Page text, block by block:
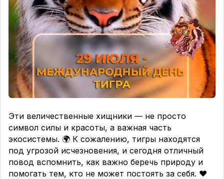
Эти величественные хищники — не просто
символ силы и красоты, а важная часть
экосистемы. 🌍 К сожалению, тигры находятся
под угрозой исчезновения, и сегодня отличный
повод вспомнить, как важно беречь природу и
помогать тем, кто не может постоять за себя. ❤